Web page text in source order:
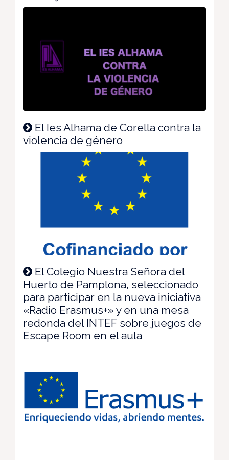
El Ies Alhama de Corella contra la
violencia de género
El Colegio Nuestra Señora del
Huerto de Pamplona, seleccionado
para participar en la nueva iniciativa
«Radio Erasmus+» y en una mesa
redonda del INTEF sobre juegos de
Escape Room en el aula